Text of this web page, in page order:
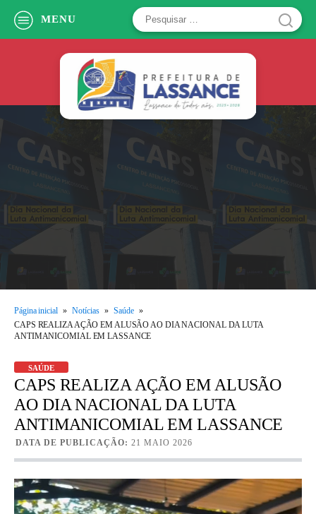
MENU
Pesquisar
Página inicial » Notícias » Saúde »
CAPS REALIZA AÇÃO EM ALUSÃO AO DIA NACIONAL DA LUTA
ANTIMANICOMIAL EM LASSANCE
SAÚDE
CAPS REALIZA AÇÃO EM ALUSÃO
AO DIA NACIONAL DA LUTA
ANTIMANICOMIAL EM LASSANCE
DATA DE PUBLICAÇÃO: 21 MAIO 2026